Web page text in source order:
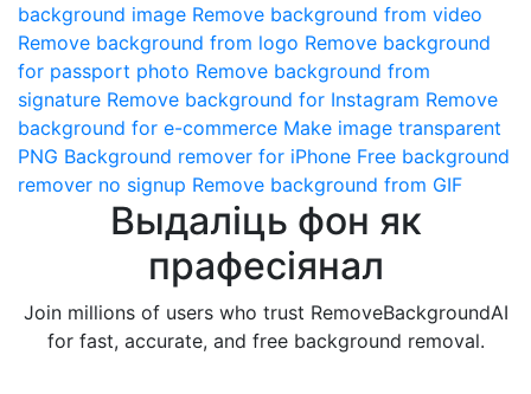
background image Remove background from video
Remove background from logo Remove background
for passport photo Remove background from
signature Remove background for Instagram Remove
background for e-commerce Make image transparent
PNG Background remover for iPhone Free background
remover no signup Remove background from GIF
Выдаліць фон як
прафесіянал
Join millions of users who trust RemoveBackgroundAI
for fast, accurate, and free background removal.